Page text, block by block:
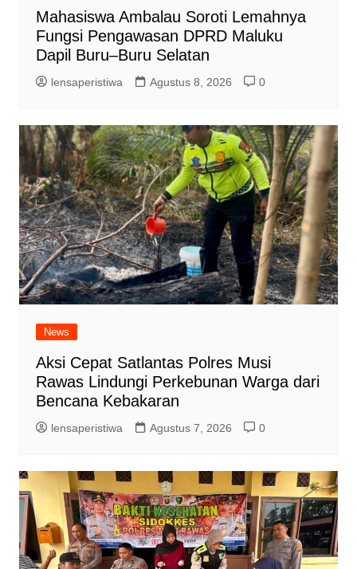
Mahasiswa Ambalau Soroti Lemahnya
Fungsi Pengawasan DPRD Maluku
Dapil Buru–Buru Selatan
lensaperistiwa Agustus 8, 2026 0
News
Aksi Cepat Satlantas Polres Musi
Rawas Lindungi Perkebunan Warga dari
Bencana Kebakaran
lensaperistiwa Agustus 7, 2026 0